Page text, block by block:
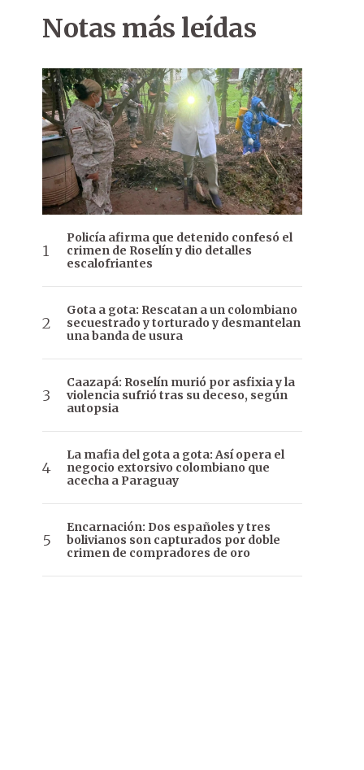
Notas más leídas
Policía afirma que detenido confesó el
crimen de Roselín y dio detalles
escalofriantes
Gota a gota: Rescatan a un colombiano
secuestrado y torturado y desmantelan
una banda de usura
Caazapá: Roselín murió por asfixia y la
violencia sufrió tras su deceso, según
autopsia
La mafia del gota a gota: Así opera el
negocio extorsivo colombiano que
acecha a Paraguay
Encarnación: Dos españoles y tres
bolivianos son capturados por doble
crimen de compradores de oro